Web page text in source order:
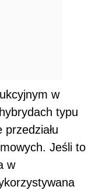
w
typu
Jeśli to
w